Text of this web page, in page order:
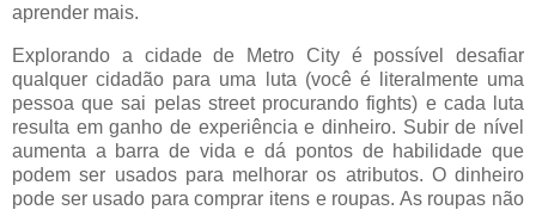
aprender mais.
Explorando a cidade de Metro City é possível desafiar
qualquer cidadão para uma luta (você é literalmente uma
pessoa que sai pelas street procurando fights) e cada luta
resulta em ganho de experiência e dinheiro. Subir de nível
aumenta a barra de vida e dá pontos de habilidade que
podem ser usados para melhorar os atributos. O dinheiro
pode ser usado para comprar itens e roupas. As roupas não